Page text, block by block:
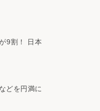
9割！ 日本
どを円満に